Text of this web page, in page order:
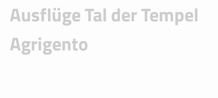
Ausflüge Tal der Tempel
Agrigento